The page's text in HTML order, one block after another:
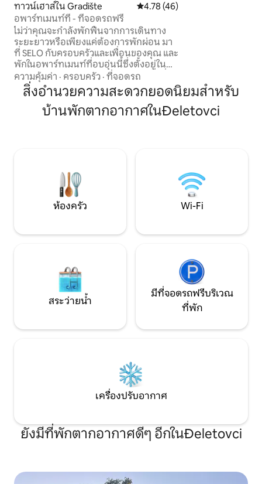
ทาวน์เฮาส์ใน Gradište คะแนนเฉลี่ย 4.78 จาก 5, 46 รีวิว
4.78 (46)
อพาร์ทเมนท์ที - ที่จอดรถฟรี
ไม่ว่าคุณจะกำลังพักฟื้นจากการเดินทาง
ระยะยาวหรือเพียงแค่ต้องการพักผ่อน มา
ที่ SELO กับครอบครัวและเพื่อนของคุณ และ
พักในอพาร์ทเมนท์ที่อบอุ่นนี้ซึ่งตั้งอยู่ใน
บ้านใจกลางชุมชนชนบท หมู่บ้านเล็ก ๆ ที่
เงียบสงบ อพาร์ทเมนท์ประกอบด้วย 2 ห้อง
นอน มีเตียงคิงไซส์ 1 เตียงและเตียงเดี่ยว 2
เตียง พื้นที่รับประทานอาหารพร้อมห้อง
สวนหลังบ้านอีก 2 แห่ง ขอให้มีความสุข
ตลอดการเข้าพัก🙋‍♀️🤗
ความคุ้มค่า · ครอบครัว · ที่จอดรถ
สิ่งอำนวยความสะดวกยอดนิยมสำหรับ
บ้านพักตากอากาศในĐeletovci
ห้องครัว Wi-Fi
สระว่ายน้ำ
มีที่จอดรถฟรีบริเวณ
ที่พัก
เครื่องปรับอากาศ
ยังมีที่พักตากอากาศดีๆ อีกในĐeletovci